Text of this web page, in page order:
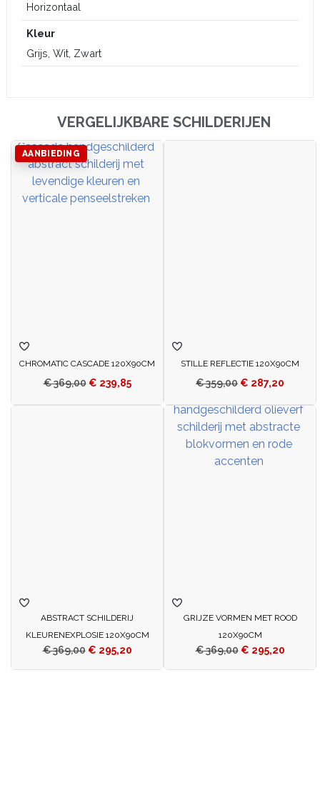
Horizontaal
Kleur
Grijs, Wit, Zwart
VERGELIJKBARE SCHILDERIJEN
AANBIEDING
CHROMATIC CASCADE 120X90CM
€369,00 € 239,85
STILLE REFLECTIE 120X90CM
€359,00 € 287,20
ABSTRACT SCHILDERIJ
KLEURENEXPLOSIE 120X90CM
€369,00 € 295,20
GRIJZE VORMEN MET ROOD
120X90CM
€369,00 € 295,20